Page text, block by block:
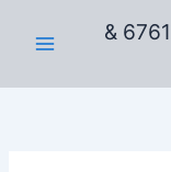
فني تركيب سيراميك الكويت 67613790 &